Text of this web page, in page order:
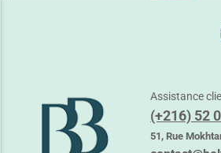
ALANIA HUILE SECHE PAILLETEE 60ML
TND 31,900TND
Assistance
(+216) 52
51, Rue